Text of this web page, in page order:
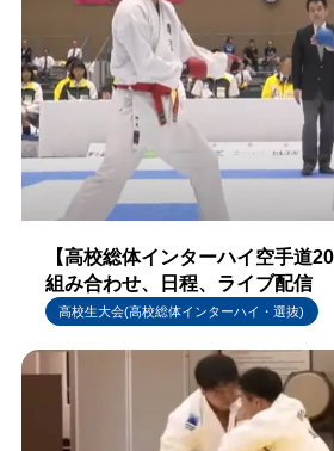
【高校総体インターハイ空手道
組み合わせ、日程、ライブ配信
高校生大会(高校総体インターハイ・選抜)